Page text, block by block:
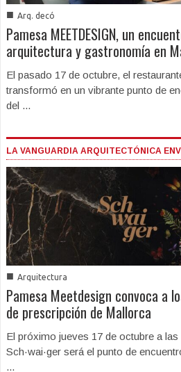
■ Arq. decó
Pamesa MEETDESIGN, un
arquitectura y gastronomía en
El pasado 17 de octubre, el
transformó en un vibrante punto de
del ...
LA VANGUARDIA ARQUITECTÓNICA
■ Arquitectura
Pamesa Meetdesign convoca a
de prescripción de Mallorca
El próximo jueves 17 de octubre a las
Sch·wai·ger será el punto de
...